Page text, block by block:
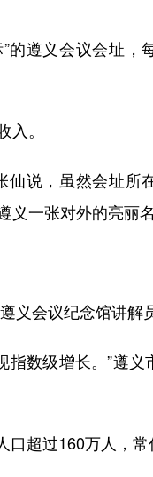
遵义会议会址，
。
说，虽然会址所
一张对外的亮丽名
会议纪念馆讲解
数级增长。”遵义
超过160万人，常